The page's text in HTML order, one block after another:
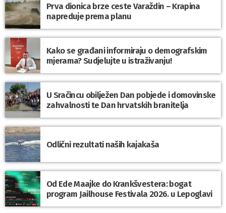
Prva dionica brze ceste Varaždin – Krapina
napreduje prema planu
Kako se građani informiraju o demografskim
mjerama? Sudjelujte u istraživanju!
U Sračincu obilježen Dan pobjede i domovinske
zahvalnosti te Dan hrvatskih branitelja
Odlični rezultati naših kajakaša
Od Ede Maajke do Krankšvestera: bogat
program Jailhouse Festivala 2026. u Lepoglavi